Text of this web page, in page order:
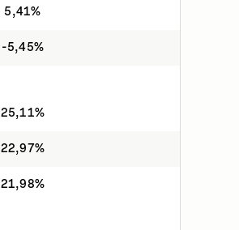
5,41%
-5,45%
25,11%
22,97%
21,98%